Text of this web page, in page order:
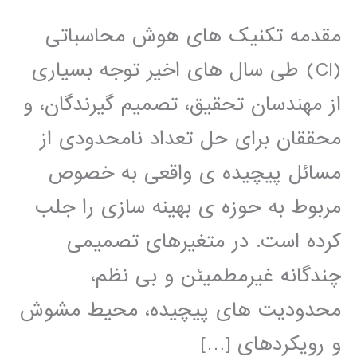
مقدمه تکنیک های هوش محاسباتی
(CI) طی سال های اخیر توجه بسیاری
از مهندسان تحقیق، تصمیم گیرندگان، و
محققان برای حل تعداد نامحدودی از
مسائل پیچیده ی واقعی به خصوص
مربوط به حوزه ی بهینه سازی را جلب
کرده است. در متغیرهای تصمیمی
چندگانه غیرمطمیئن و بی نظم،
محدودیت های پیچیده، محیط مشوش
و رویکردهای […]